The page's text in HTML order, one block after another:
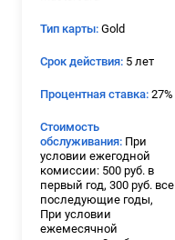
Тип карты: Gold
Срок действия: 5 лет
Процентная ставка: 27%
Стоимость
обслуживания: При
условии ежегодной
комиссии: 500 руб. в
первый год, 300 руб. все
последующие годы,
При условии
ежемесячной